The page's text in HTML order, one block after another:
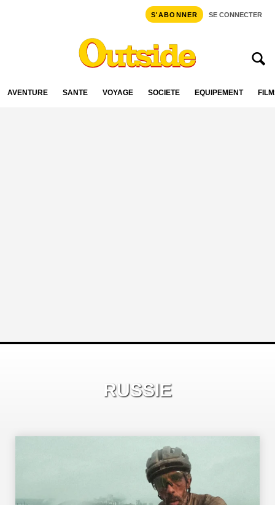
S'ABONNER SE CONNECTER
AVENTURE SANTÉ VOYAGE SOCIÉTÉ ÉQUIPEMENT
RUSSIE